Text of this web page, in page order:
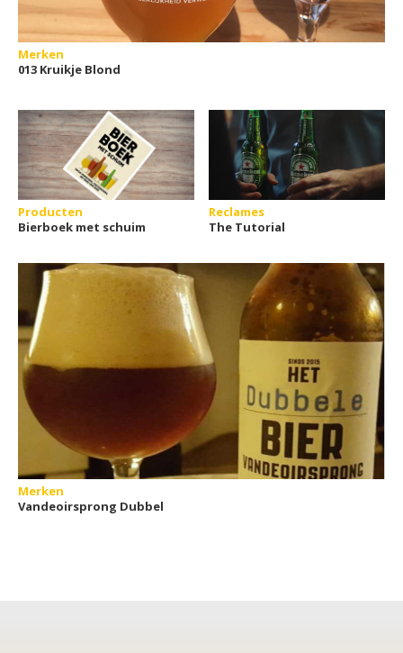
Merken
013 Kruikje Blond
Producten
Bierboek met schuim
Reclames
The Tutorial
Merken
Vandeoirsprong Dubbel